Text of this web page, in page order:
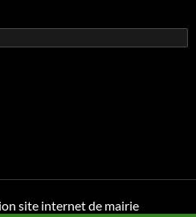
site internet de mairie